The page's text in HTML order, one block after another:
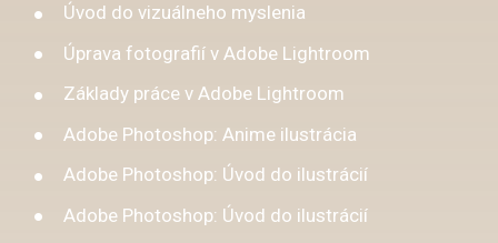
Úvod do vizuálneho myslenia
Úprava fotografií v Adobe Lightroom
Základy práce v Adobe Lightroom
Adobe Photoshop: Anime ilustrácia
Adobe Photoshop: Úvod do ilustrácií
Adobe Photoshop: Úvod do ilustrácií